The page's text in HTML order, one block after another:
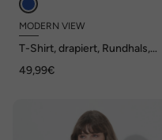
MODERN VIEW
T-Shirt, drapiert, Rundhals,
49,99€